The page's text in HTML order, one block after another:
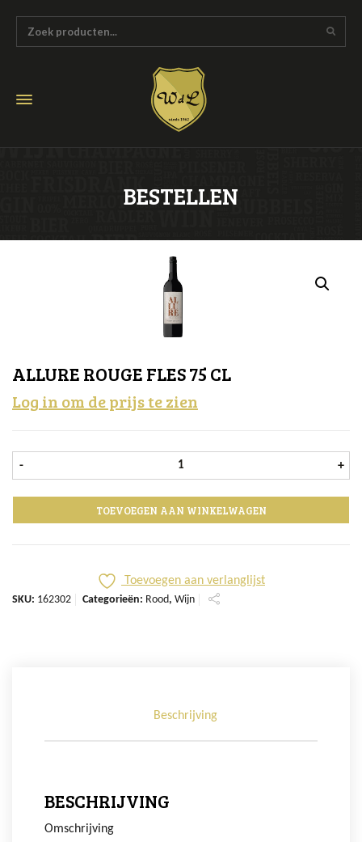
BESTELLEN
ALLURE ROUGE FLES 75 CL
Log in om de prijs te zien
- Allure Rouge fles 75 cl aantal +
TOEVOEGEN AAN WINKELWAGEN
Toevoegen aan verlanglijst
SKU: 162302 Categorieën: Rood, Wijn
Beschrijving
BESCHRIJVING
Omschrijving